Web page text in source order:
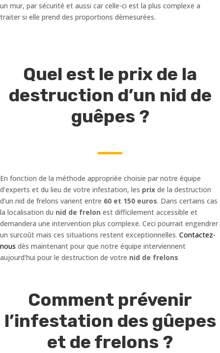
un mur, par sécurité et aussi car celle-ci est la plus complexe a
traiter si elle prend des proportions démesurées.
Quel est le prix de la
destruction d’un nid de
guêpes ?
En fonction de la méthode appropriée choisie par notre équipe
d’experts et du lieu de votre infestation, les prix de la destruction
d’un nid de frelons varient entre 60 et 150 euros. Dans certains cas
la localisation du nid de frelon est difficilement accessible et
demandera une intervention plus complexe. Ceci pourrait engendrer
un surcoût mais ces situations restent exceptionnelles. Contactez-
nous dès maintenant pour que notre équipe interviennent
aujourd’hui pour le destruction de votre nid de frelons
Comment prévenir
l’infestation des gûepes
et de frelons ?